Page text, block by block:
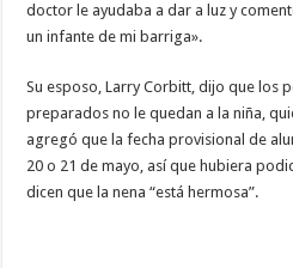
doctor le ayudaba a dar a luz y
un infante de mi barriga».
Su esposo, Larry Corbitt, dijo que los
preparados no le quedan a la niña,
agregó que la fecha provisional de
20 o 21 de mayo, así que hubiera
dicen que la nena “está hermosa”.